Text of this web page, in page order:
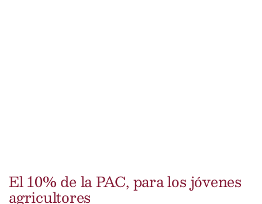
El 10% de la PAC, para los jóvenes
agricultores